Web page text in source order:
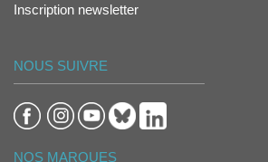
Inscription newsletter
NOUS SUIVRE
NOS MARQUES